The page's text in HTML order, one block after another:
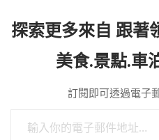
探索更多來自 跟
美食.景點.車
訂閱即可透過電子